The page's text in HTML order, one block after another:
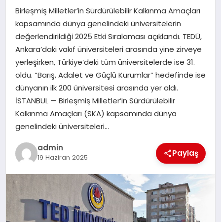
EKONOMI
MAGAZIN
SAĞLIK
SIYASET
YAŞAM
Birleşmiş Milletler’in Sürdürülebilir Kalkınma Amaçları
kapsamında dünya genelindeki üniversitelerin
değerlendirildiği 2025 Etki Sıralaması açıklandı. TEDÜ,
Ankara’daki vakıf üniversiteleri arasında yine zirveye
yerleşirken, Türkiye’deki tüm üniversitelerde ise 31.
oldu. “Barış, Adalet ve Güçlü Kurumlar” hedefinde ise
dünyanın ilk 200 üniversitesi arasında yer aldı.
İSTANBUL — Birleşmiş Milletler’in Sürdürülebilir
Kalkınma Amaçları (SKA) kapsamında dünya
genelindeki üniversiteleri…
admin
19 Haziran 2025 Paylaş